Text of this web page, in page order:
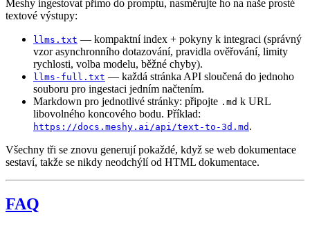
Meshy ingestovat přímo do promptu, nasměrujte ho na naše prosté
textové výstupy:
llms.txt — kompaktní index + pokyny k integraci (správný
vzor asynchronního dotazování, pravidla ověřování, limity
rychlosti, volba modelu, běžné chyby).
llms-full.txt — každá stránka API sloučená do jednoho
souboru pro ingestaci jedním načtením.
Markdown pro jednotlivé stránky: připojte .md k URL
libovolného koncového bodu. Příklad:
https://docs.meshy.ai/api/text-to-3d.md .
Všechny tři se znovu generují pokaždé, když se web dokumentace
sestaví, takže se nikdy neodchýlí od HTML dokumentace.
FAQ